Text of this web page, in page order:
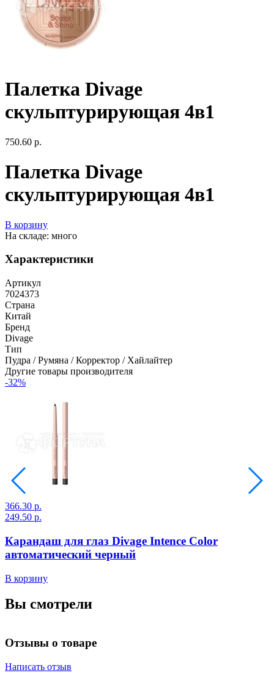
Палетка Divage
скульптурирующая 4в1
750.60 р.
Палетка Divage
скульптурирующая 4в1
В корзину
На складе: много
Характеристики
Артикул
7024373
Страна
Китай
Бренд
Divage
Тип
Пудра / Румяна / Корректор / Хайлайтер
Другие товары производителя
-32%
366.30 р.
249.50 р.
Карандаш для глаз Divage Intence Color
автоматический черный
В корзину
Вы смотрели
Отзывы о товаре
Написать отзыв